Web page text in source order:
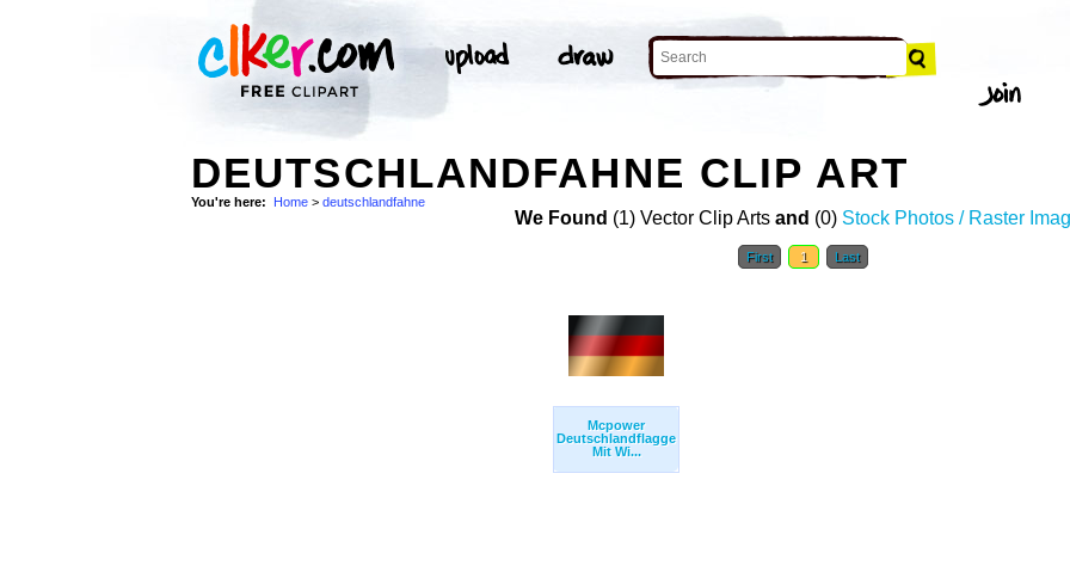
DEUTSCHLANDFAHNE CLIP ART
You're here: Home > deutschlandfahne
We Found (1) Vector Clip Arts and (0) Stock Photos / Raster
First 1 Last
Mcpower
Deutschlandflagge
Mit Wi...